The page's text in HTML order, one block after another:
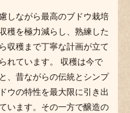
しながら最高のブドウ栽培
穫を極力減らし、熟練した
収穫まで丁寧な計画が立て
れています。 収穫は今で
、昔ながらの伝統とシンプ
ウの特性を最大限に引き出
います。その一方で醸造の